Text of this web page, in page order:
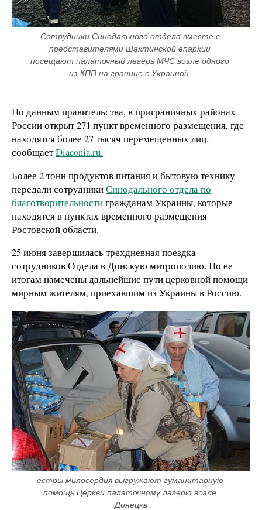
Сотрудники Синодального отдела вместе с
представителями Шахтинской епархии
посещают палаточный лагерь МЧС возле одного
из КПП на границе с Украиной.
По данным правительства, в приграничных районах
России открыт 271 пункт временного размещения, где
находятся более 27 тысяч перемещенных лиц,
сообщаетDiaconia.ru.
Более 2 тонн продуктов питания и бытовую технику
передали сотрудникиСинодального отдела по
благотворительностигражданам Украины, которые
находятся в пунктах временного размещения
Ростовской области.
25 июня завершилась трехдневная поездка
сотрудников Отдела в Донскую митрополию. По ее
итогам намечены дальнейшие пути церковной помощи
мирным жителям, приехавшим из Украины в Россию.
естры милосердия выгружают гуманитарную
помощь Церкви палаточному лагерю возле
Донецкв